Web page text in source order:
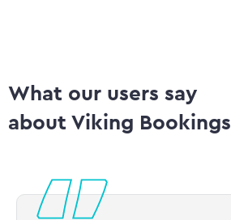
What our users say
about Viking Bookings